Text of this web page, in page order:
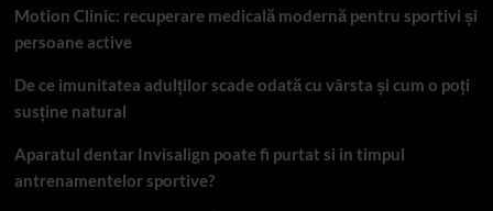
Motion Clinic: recuperare medicală modernă pentru sportivi și
persoane active
De ce imunitatea adulților scade odată cu vârsta și cum o poți
susține natural
Aparatul dentar Invisalign poate fi purtat si in timpul
antrenamentelor sportive?